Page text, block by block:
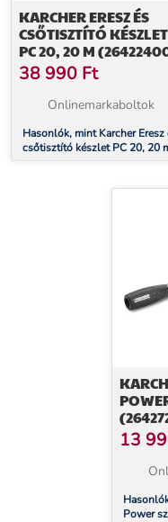
KARCHER ERESZ ÉS
CSŐTISZTÍTÓ KÉSZLET
PC 20, 20 M
38 990 Ft
Onlinemarkaboltok
Hasonlók, mint Karcher Eresz
csőtisztító készlet PC 20, 20
(26422400)
13
Power